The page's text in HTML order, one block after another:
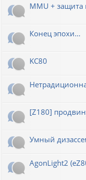
MMU + защита
Конец эпохи…
KC80
[Z180]
Умный
AgonLight2